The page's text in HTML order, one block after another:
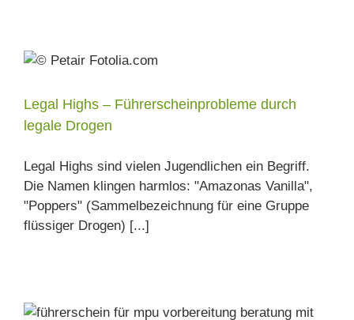
Legal Highs – Führerscheinprobleme durch
legale Drogen
Legal Highs sind vielen Jugendlichen ein Begriff.
Die Namen klingen harmlos: "Amazonas Vanilla",
"Poppers" (Sammelbezeichnung für eine Gruppe
flüssiger Drogen) [...]